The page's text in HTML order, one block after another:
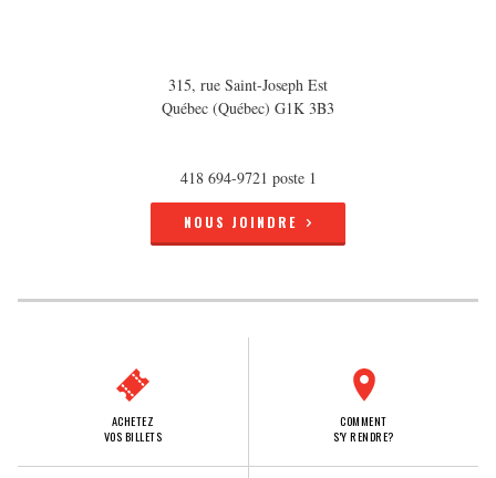
315, rue Saint-Joseph Est
Québec (Québec) G1K 3B3
418 694-9721 poste 1
NOUS JOINDRE
ACHETEZ
VOS BILLETS
COMMENT
S'Y RENDRE?